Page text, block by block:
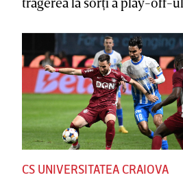
CS UNIVERSITATEA CRAIOVA